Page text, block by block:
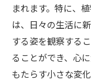
まれます。特に、
は、日々の生活に
する姿を観察する
ることができ、心
もたらす小さな変